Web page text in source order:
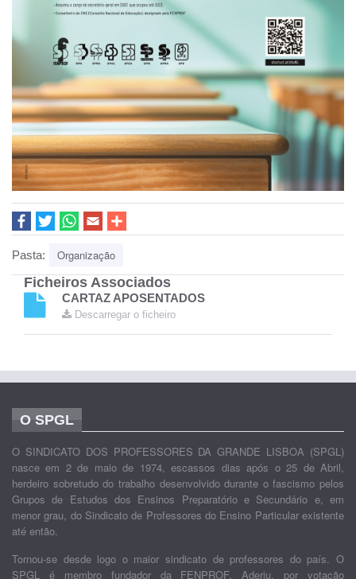
Pasta: Organização
Ficheiros Associados
CARTAZ APOSENTADOS
Descarregar o ficheiro
O SPGL
O SINDICATO DOS PROFESSORES DA GRANDE LISBOA (SPGL)
nasce em 2 de maio de 1974, escassos dias após o 25 de Abril,
herdeiro sobretudo do trabalho desenvolvido durante o fascismo pelos
Grupos de Estudos dos Ensinos Preparatório e Secundário e, em
menor grau, do Sindicato de Professores do Ensino Particular existente
até então.
Tornou-se desde logo o maior sindicato de professores do país. O
SPGL é membro fundador da FENPROF. Aderiu, por votação